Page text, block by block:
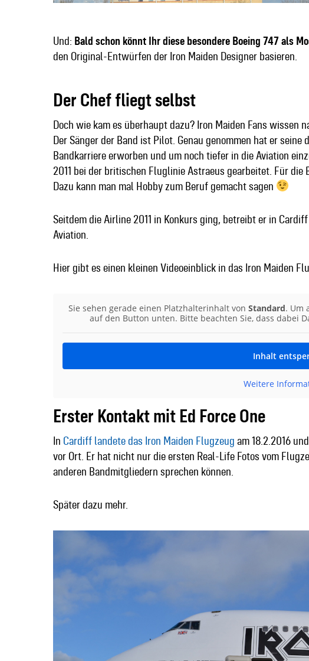
Und: Bald schon könnt Ihr diese besondere Boeing 747 als
den Original-Entwürfen der Iron Maiden Designer basieren.
Der Chef fliegt selbst
Doch wie kam es überhaupt dazu? Iron Maiden Fans wissen
Der Sänger der Band ist Pilot. Genau genommen hat er
Bandkarriere erworben und um noch tiefer in die Aviation
2011 bei der britischen Fluglinie Astraeus gearbeitet. Für die
Dazu kann man mal Hobby zum Beruf gemacht sagen
Seitdem die Airline 2011 in Konkurs ging, betreibt er in
Aviation.
Hier gibt es einen kleinen Videoeinblick in das Iron Maiden
Sie sehen gerade einen Platzhalterinhalt von Standard. Um
auf den Button unten. Bitte beachten Sie, dass dabei
Inhalt
Weitere
Erster Kontakt mit Ed Force One
In Cardiff landete das Iron Maiden Flugzeug am 18.2.2016
vor Ort. Er hat nicht nur die ersten Real-Life Fotos vom
anderen Bandmitgliedern sprechen können.
Später dazu mehr.